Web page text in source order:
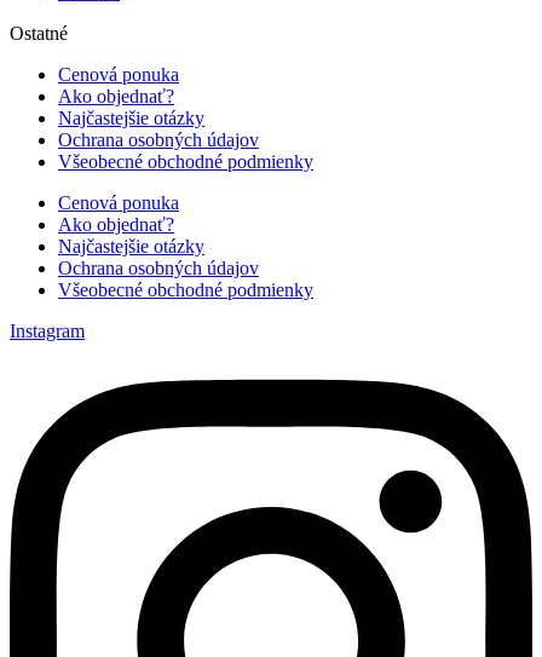
Ostatné
Cenová ponuka
Ako objednať?
Najčastejšie otázky
Ochrana osobných údajov
Všeobecné obchodné podmienky
Cenová ponuka
Ako objednať?
Najčastejšie otázky
Ochrana osobných údajov
Všeobecné obchodné podmienky
Instagram